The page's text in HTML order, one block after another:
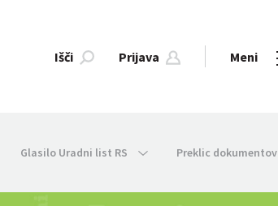
Išči Prijava Meni
Glasilo Uradni list RS Preklic dokumentov